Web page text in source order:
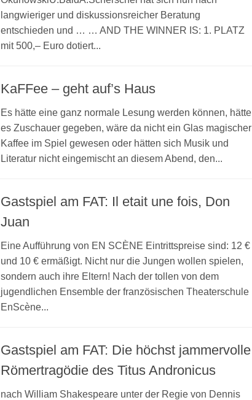
langwieriger und diskussionsreicher Beratung
entschieden und … … AND THE WINNER IS: 1. PLATZ
mit 500,– Euro dotiert...
KaFFee – geht auf’s Haus
Es hätte eine ganz normale Lesung werden können, hätte
es Zuschauer gegeben, wäre da nicht ein Glas magischer
Kaffee im Spiel gewesen oder hätten sich Musik und
Literatur nicht eingemischt an diesem Abend, den...
Gastspiel am FAT: Il etait une fois, Don
Juan
Eine Aufführung von EN SCÈNE Eintrittspreise sind: 12 €
und 10 € ermäßigt. Nicht nur die Jungen wollen spielen,
sondern auch ihre Eltern! Nach der tollen von dem
jugendlichen Ensemble der französischen Theaterschule
EnScène...
Gastspiel am FAT: Die höchst jammervolle
Römertragödie des Titus Andronicus
nach William Shakespeare unter der Regie von Dennis